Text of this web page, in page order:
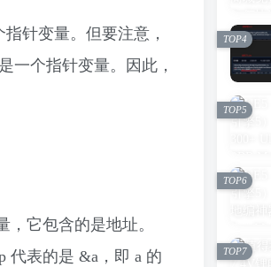
针变量。但要注意，
一个指针变量。因此，
它包含的是地址。
代表的是 &a，即 a 的
TOP4
TOP5
TOP6
TOP7